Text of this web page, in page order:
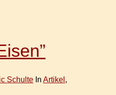
Schulte In Artikel ,